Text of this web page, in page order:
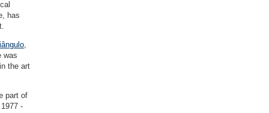
has
,
was
the art
part of
-